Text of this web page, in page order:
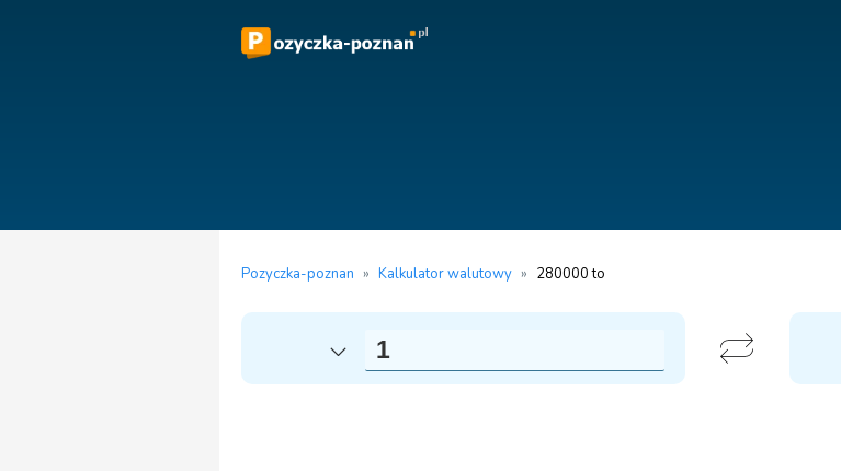
Pozyczka-poznan » Kalkulator walutowy » 280000 to